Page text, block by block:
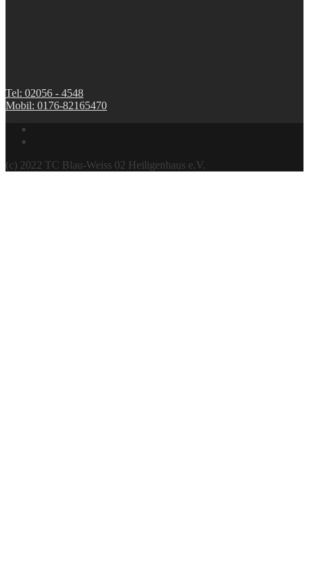
Tel: 02056 - 4548
Mobil: 0176-82165470
(c) 2022 TC Blau-Weiss 02 Heiligenhaus e.V.